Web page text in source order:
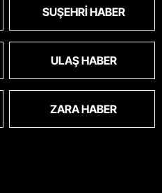
SUŞEHRI HABER
ULAŞ HABER
ZARA HABER